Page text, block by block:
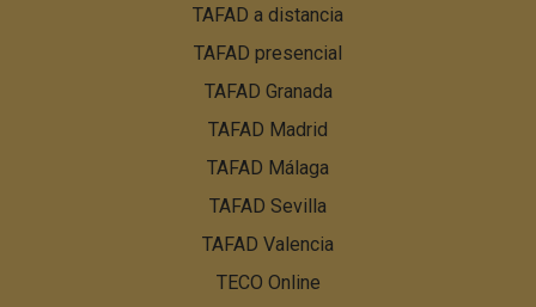
de
página:
Menú
TAFAD a distancia
TAFAD presencial
TAFAD Granada
TAFAD Madrid
TAFAD Málaga
TAFAD Sevilla
TAFAD Valencia
TECO Online